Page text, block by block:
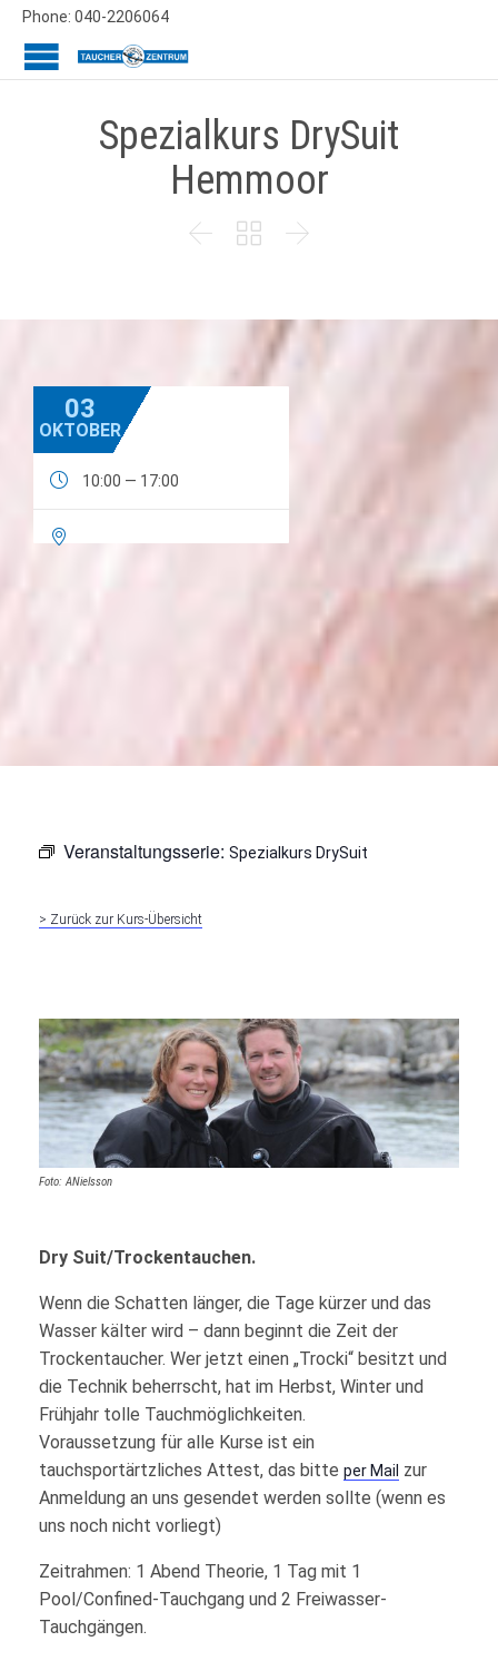
Phone: 040-2206064
Spezialkurs DrySuit
Hemmoor
  
03
OKTOBER
 10:00 — 17:00

Veranstaltungsserie: Spezialkurs DrySuit
> Zurück zur Kurs-Übersicht
Foto: ANielsson
Dry Suit/Trockentauchen.
Wenn die Schatten länger, die Tage kürzer und das
Wasser kälter wird – dann beginnt die Zeit der
Trockentaucher. Wer jetzt einen „Trocki“ besitzt und
die Technik beherrscht, hat im Herbst, Winter und
Frühjahr tolle Tauchmöglichkeiten.
Voraussetzung für alle Kurse ist ein
tauchsportärtzliches Attest, das bitte per Mail zur
Anmeldung an uns gesendet werden sollte (wenn es
uns noch nicht vorliegt)
Zeitrahmen: 1 Abend Theorie, 1 Tag mit 1
Pool/Confined-Tauchgang und 2 Freiwasser-
Tauchgängen.